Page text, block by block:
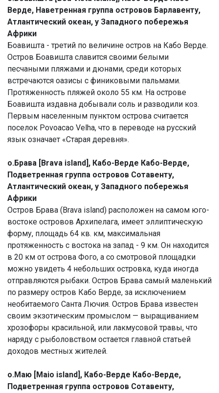
Верде, Наветренная группа островов Барлавенту,
Атлантический океан, у Западного побережья
Африки
Боавишта - третий по величине остров на Кабо Верде.
Остров Боавишта славится своими белыми
песчаными пляжами и дюнами, среди которых
встречаются оазисы с финиковыми пальмами.
Протяженность пляжей около 55 км. На острове
Боавишта издавна добывали соль и разводили коз.
Первым населенным пунктом острова считается
поселок Povoacao Velha, что в переводе на русский
язык означает «Старая деревня».
о.Брава [Brava island], Кабо-Верде Кабо-Верде,
Подветренная группа островов Сотавенту,
Атлантический океан, у Западного побережья
Африки
Остров Брава (Brava island) расположен на самом юго-
востоке островов Архипелага, имеет эллиптическую
форму, площадь 64 кв. км, максимальная
протяженность с востока на запад - 9 км. Он находится
в 20 км от острова Фого, а со смотровой площадки
можно увидеть 4 небольших островка, куда иногда
отправляются рыбаки. Остров Брава самый маленький
по размеру остров Кабо Верде, за исключением
необитаемого Санта Лючия. Остров Брава известен
своим экзотическим промыслом — выращиванием
хрозофоры красильной, или лакмусовой травы, что
наряду с рыболовством остается главной статьей
доходов местных жителей.
о.Маю [Maio island], Кабо-Верде Кабо-Верде,
Подветренная группа островов Сотавенту,